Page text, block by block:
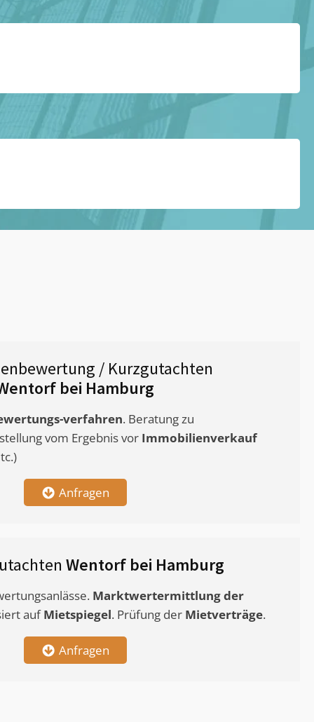
/ Kurzgutachten
bei Hamburg
verfahren. Beratung zu
vom Ergebnis vor Immobilienverkauf
Anfragen
Wentorf bei Hamburg
Marktwertermittlungder
aufMietspiegel. Prüfung der Mietverträge.
Anfragen